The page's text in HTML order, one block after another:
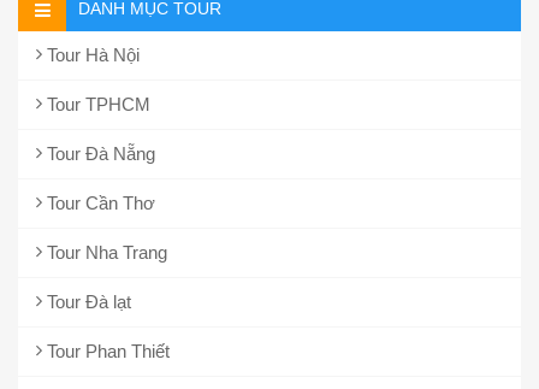
DANH MỤC TOUR
Tour Hà Nội
Tour TPHCM
Tour Đà Nẵng
Tour Cần Thơ
Tour Nha Trang
Tour Đà lạt
Tour Phan Thiết